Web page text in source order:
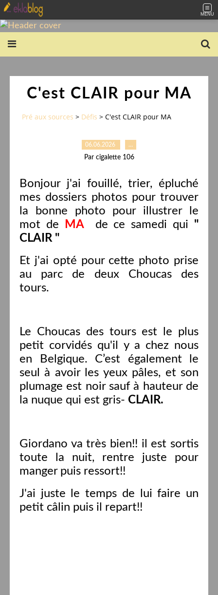
MENU
C'est CLAIR pour MA
Pré aux sources > Défis > C'est CLAIR pour MA
06.06.2026 …
Par cigalette 106
Bonjour j'ai fouillé, trier, épluché
mes dossiers photos pour trouver
la bonne photo pour illustrer le
mot de
MA de ce samedi qui "
CLAIR "
Et j'ai opté pour cette photo prise
au parc de deux Choucas des
tours.
Le Choucas des tours est le plus
petit corvidés qu'il y a chez nous
en Belgique. C’est également le
seul à avoir les yeux pâles, et son
plumage est noir sauf à hauteur de
la nuque qui est gris- CLAIR.
Giordano va très bien!! il est sortis
toute la nuit, rentre juste pour
manger puis ressort!!
J'ai juste le temps de lui faire un
petit câlin puis il repart!!